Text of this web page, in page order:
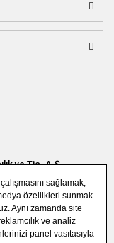
ve Tic. A.Ş.
- Bağcılar /